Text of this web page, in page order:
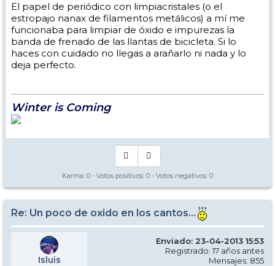
El papel de periódico con limpiacristales (o el
estropajo nanax de filamentos metálicos) a mí me
funcionaba para limpiar de óxido e impurezas la
banda de frenado de las llantas de bicicleta. Si lo
haces con cuidado no llegas a arañarlo ni nada y lo
deja perfecto.
Winter is Coming
Karma: 0 - Votos positivos: 0 - Votos negativos: 0
Re: Un poco de oxido en los cantos...
Isluis
Enviado: 23-04-2013 15:53
Registrado: 17 años antes
Mensajes: 855